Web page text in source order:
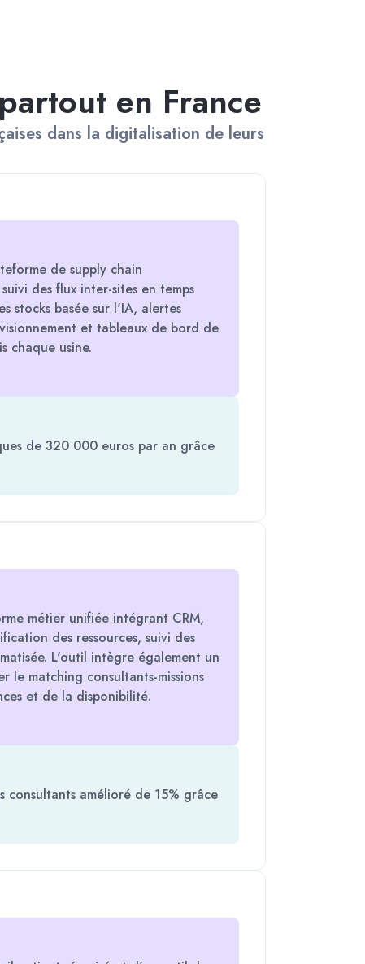
en France
dans la digitalisation de leurs
de supply chain
des flux inter-sites en temps
stocks basée sur l'IA, alertes
et tableaux de bord de
chaque usine.
de 320 000 euros par an grâce
métier unifiée intégrant CRM,
des ressources, suivi des
L'outil intègre également un
le matching consultants-missions
et de la disponibilité.
amélioré de 15% grâce